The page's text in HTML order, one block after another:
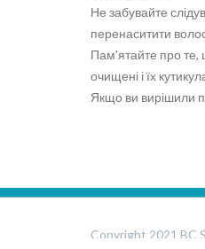
Не забувайте
перенаситити
Пам'ятайте про те,
очищені і їх
Якщо ви вирішили
Copyright 2021 BC